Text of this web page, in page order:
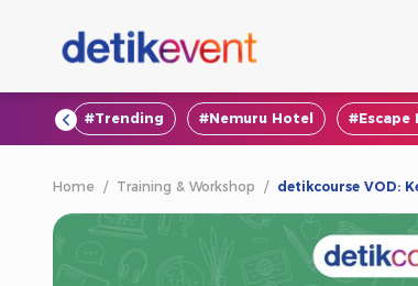
#Trending #Nemuru Hotel #Escape
Home / Training & Workshop / detikcourse VOD: